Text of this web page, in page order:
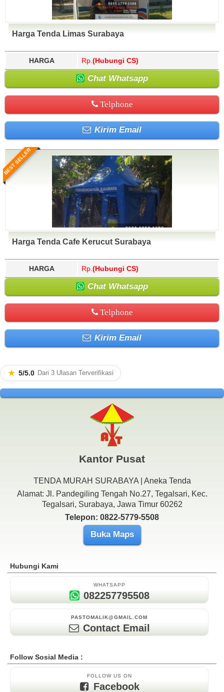
Harga Tenda Limas Surabaya
HARGA Rp. (Hubungi CS)
Chat Whatsapp
Telphone
Kirim Email
BEST SELLER
Harga Tenda Cafe Kerucut Surabaya
HARGA Rp. (Hubungi CS)
Chat Whatsapp
Telphone
Kirim Email
★ 5/5.0 Dari 3 Ulasan Terverifikasi
Kantor Pusat
TENDA MURAH SURABAYA | Aneka Tenda
Alamat: Jl. Pandegiling Tengah No.27, Tegalsari, Kec.
Tegalsari, Surabaya, Jawa Timur 60262
Telepon: 0822-5779-5508
Buka Maps
Hubungi Kami
WHATSAPP
082257795508
PASTOMALIK@GMAIL.COM
Contact Email
Follow Sosial Media :
FOLLOW US ON
Facebook